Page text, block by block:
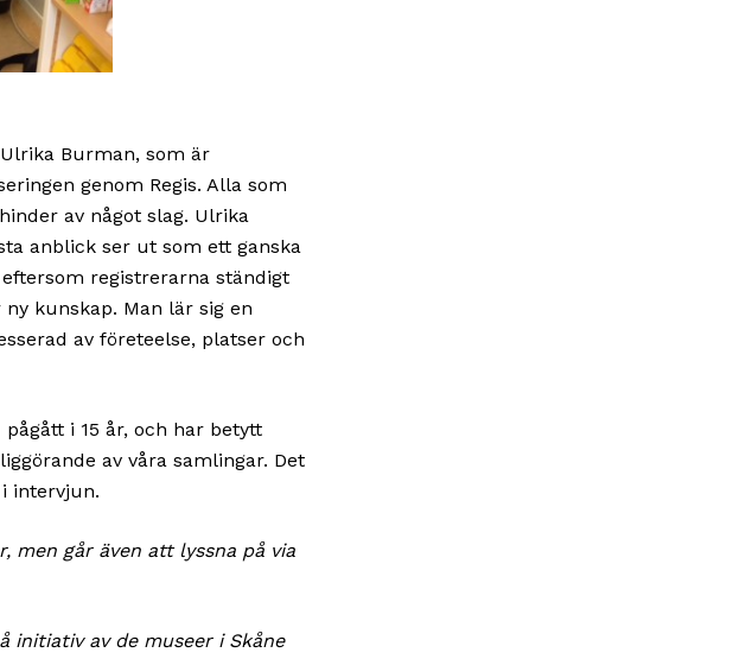
Burman, som är
genom Regis. Alla som
av något slag. Ulrika
anblick ser ut som ett ganska
registrerarna ständigt
kunskap. Man lär sig en
av företeelse, platser och
i 15 år, och har betytt
av våra samlingar. Det
intervjun.
men går även att lyssna på via
initiativ av de museer i Skåne